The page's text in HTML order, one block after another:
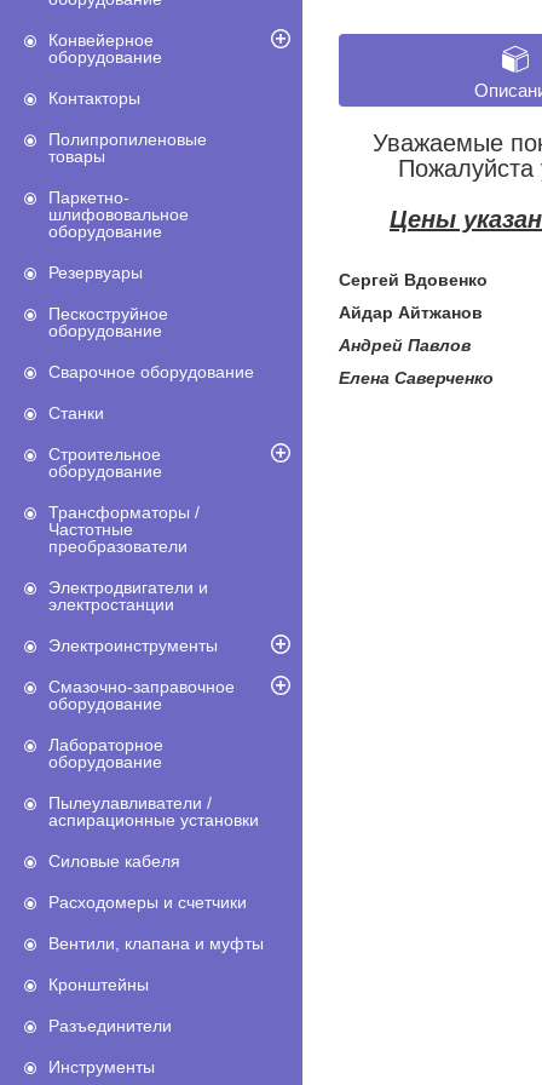
Конвейерное
оборудование
Контакторы
Полипропиленовые
товары
Паркетно-
шлифововальное
оборудование
Резервуары
Пескоструйное
оборудование
Сварочное оборудование
Станки
Строительное
оборудование
Трансформаторы /
Частотные
преобразователи
Электродвигатели и
электростанции
Электроинструменты
Смазочно-заправочное
оборудование
Лабораторное
оборудование
Пылеулавливатели /
аспирационные установки
Силовые кабеля
Расходомеры и счетчики
Вентили, клапана и муфты
Кронштейны
Разъединители
Инструменты
Уважаемые
Пожалуйста
Цены
Сергей Вдовенко
Айдар Айтжанов
Андрей Павлов
Елена Саверченко